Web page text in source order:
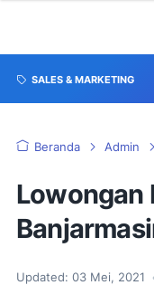
SALES & MARKETING
Beranda Admin
Lowongan
Updated: 03 Mei, 2021